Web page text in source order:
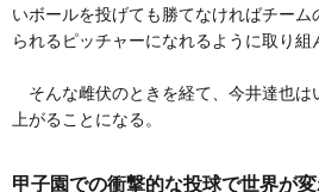
いボールを投げても勝てなければチー
られるピッチャーになれるように取り組
そんな雌伏のときを経て、今井達也は
上がることになる。
甲子園での衝撃的な投球で世界が